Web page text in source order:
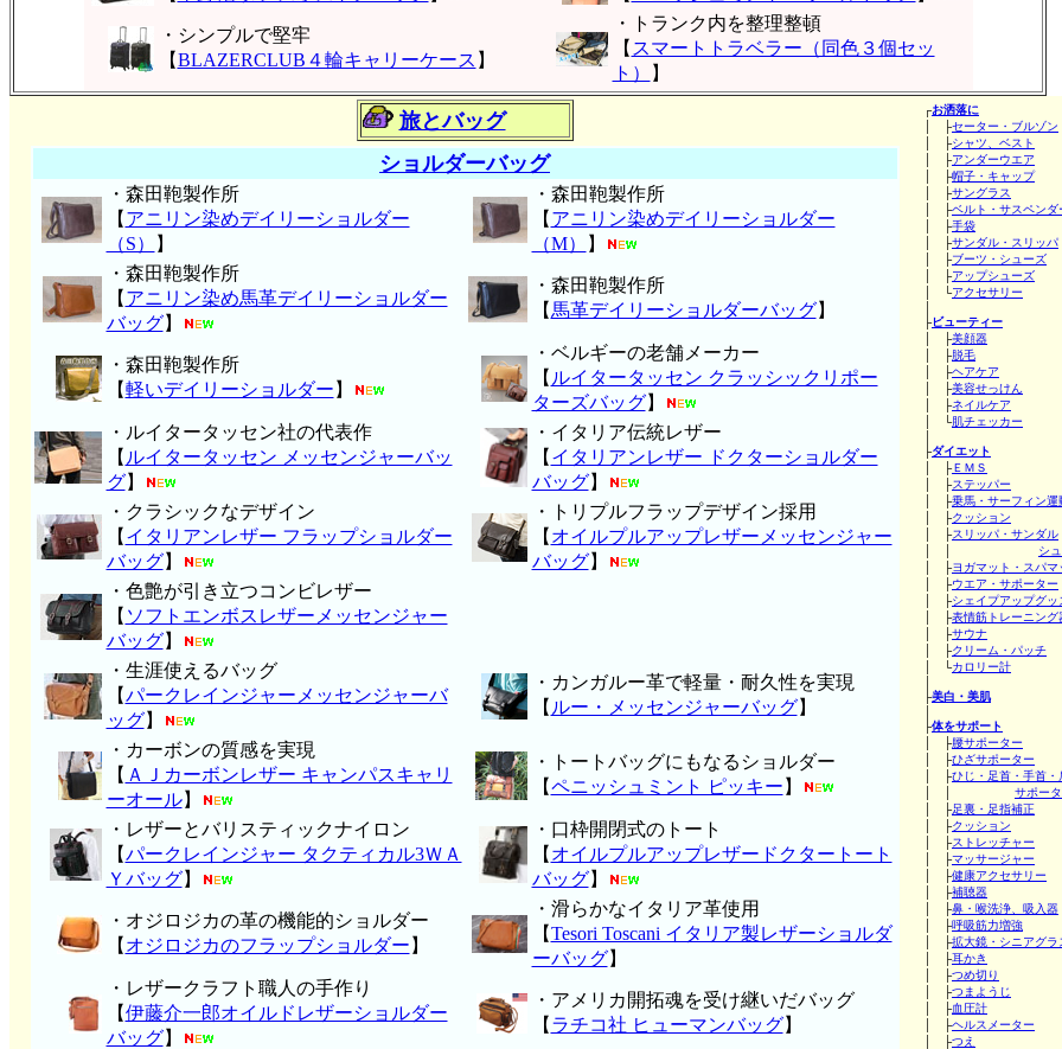
・シンプルで堅牢
【BLAZERCLUB４輪キャリーケース 】
・トランク内を整理整頓
【 スマートトラベラー（同色３個セッ
ト）
】
旅とバッグ ┌お洒落に
│ ├セーター・ブルゾン
│ ├シャツ、ベスト
│ ├アンダーウエア
│ ├帽子・キャップ
│ ├サングラス
│ ├ベルト・サスペンダ
│ ├手袋
│ ├サンダル・スリッパ
│ ├ブーツ・シューズ
│ ├アップシューズ
│ └アクセサリー
├ビューティー
│ ├美顔器
│ ├脱毛
│ ├ヘアケア
│ ├美容せっけん
│ ├ネイルケア
│ └肌チェッカー
├ダイエット
│ ├ＥＭＳ
│ ├ステッパー
│ ├乗馬・サーフィン運
│ ├クッション
│ ├スリッパ・サンダル
シ
│ ├ヨガマット・スパマ
│ ├ウエア・サポーター
│ ├シェイプアップグッ
│ ├表情筋トレーニング
│ ├サウナ
│ ├クリーム・パッチ
│ └カロリー計
├美白・美肌
├体をサポート
│ ├腰サポーター
│ ├ひざサポーター
│ ├ひじ・足首・手首・
サポー
│ ├足裏・足指補正
│ ├クッション
│ ├ストレッチャー
│ ├マッサージャー
│ ├健康アクセサリー
│ ├補聴器
│ ├鼻・喉洗浄、吸入器
│ ├呼吸筋力増強
│ ├拡大鏡・シニアグラ
│ ├耳かき
│ ├つめ切り
│ ├つまようじ
│ ├血圧計
│ ├ヘルスメーター
│ ├つえ
ショルダーバッグ
・森田鞄製作所
【 アニリン染めデイリーショルダー
（S）
】
・森田鞄製作所
【 アニリン染めデイリーショルダー
（M）
】
・森田鞄製作所
【 アニリン染め馬革デイリーショルダー
バッグ】
・森田鞄製作所
【 馬革デイリーショルダーバッグ】
・森田鞄製作所
【軽いデイリーショルダー 】
・ベルギーの老舗メーカー
【 ルイタータッセン クラッシックリポー
ターズバッグ】
・ルイタータッセン社の代表作
【 ルイタータッセン メッセンジャーバッ
グ】
・イタリア伝統レザー
【 イタリアンレザー ドクターショルダー
バッグ】
・クラシックなデザイン
【 イタリアンレザー フラップショルダー
バッグ】
・トリプルフラップデザイン採用
【 オイルプルアップレザーメッセンジャー
バッグ】
・色艶が引き立つコンビレザー
【 ソフトエンボスレザーメッセンジャー
バッグ】
・生涯使えるバッグ
【パークレインジャーメッセンジャーバ
ッグ】
・カンガルー革で軽量・耐久性を実現
【 ルー・メッセンジャーバッグ】
・カーボンの質感を実現
【 ＡＪカーボンレザー キャンパスキャリ
ーオール】
・トートバッグにもなるショルダー
【ペニッシュミント ピッキー 】
・レザーとバリスティックナイロン
【パークレインジャー タクティカル3ＷＡ
Ｙバッグ】
・口枠開閉式のトート
【 オイルプルアップレザードクタートート
バッグ】
・オジロジカの革の機能的ショルダー
【 オジロジカのフラップショルダー 】
・滑らかなイタリア革使用
【Tesori Toscani イタリア製レザーショルダ
ーバッグ】
・レザークラフト職人の手作り
【伊藤介一郎オイルドレザーショルダー
バッグ】
・アメリカ開拓魂を受け継いだバッグ
【 ラチコ社 ヒューマンバッグ】